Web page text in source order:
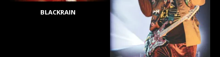
BLACKRAIN